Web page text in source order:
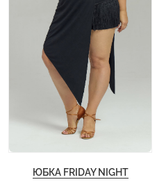
ЮБКА FRIDAY NIGHT